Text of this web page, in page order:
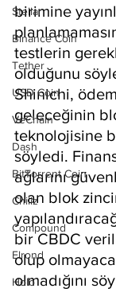
Stellar
Binance Coin
Tether
USD Coin
VeChain
Dash
BitTorrent Coin
Chiliz
Compound
Elrond
Holo
birimine
testlerin
olduğunu
Shinichi,
geleceğinin
teknolojisine
söyledi.
ağlarını
olan blok
bir CBDC
olup
olmadığını